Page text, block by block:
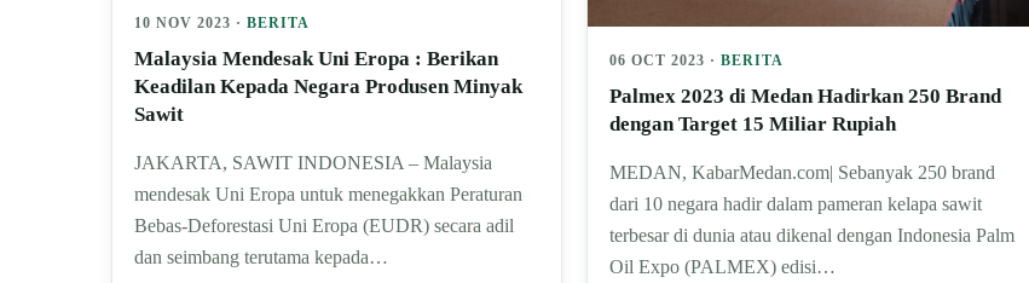
10 NOV 2023 · BERITA
Malaysia Mendesak Uni Eropa : Berikan
Keadilan Kepada Negara Produsen Minyak
Sawit
JAKARTA, SAWIT INDONESIA – Malaysia
mendesak Uni Eropa untuk menegakkan Peraturan
Bebas-Deforestasi Uni Eropa (EUDR) secara adil
dan seimbang terutama kepada…
06 OCT 2023 ·BERITA
Palmex 2023 di Medan Hadirkan 250 Brand
dengan Target 15 Miliar Rupiah
MEDAN, KabarMedan.com| Sebanyak 250 brand
dari 10 negara hadir dalam pameran kelapa sawit
terbesar di dunia atau dikenal dengan Indonesia Palm
Oil Expo (PALMEX) edisi…